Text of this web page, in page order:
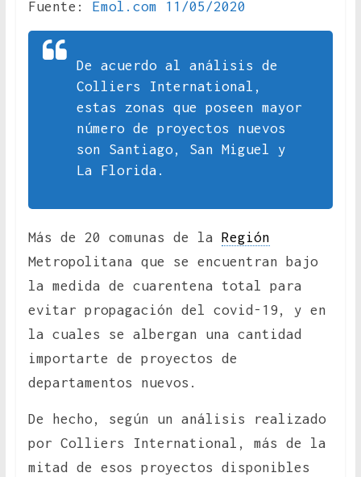
Fuente: Emol.com 11/05/2020
De acuerdo al análisis de
Colliers International,
estas zonas que poseen mayor
número de proyectos nuevos
son Santiago, San Miguel y
La Florida.
Más de 20 comunas de la Región
Metropolitana que se encuentran bajo
la medida de cuarentena total para
evitar propagación del covid-19, y en
la cuales se albergan una cantidad
importarte de proyectos de
departamentos nuevos.
De hecho, según un análisis realizado
por Colliers International, más de la
mitad de esos proyectos disponibles